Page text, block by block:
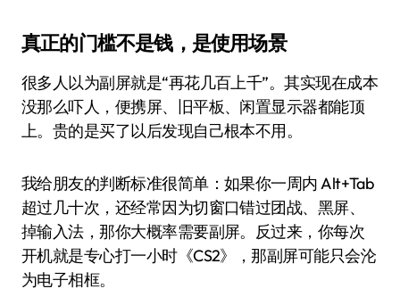
真正的门槛不是钱，是使用场景
很多人以为副屏就是“再花几百上千”。其实现在成本
没那么吓人，便携屏、旧平板、闲置显示器都能顶
上。贵的是买了以后发现自己根本不用。
我给朋友的判断标准很简单：如果你一周内 Alt+Tab
超过几十次，还经常因为切窗口错过团战、黑屏、
掉输入法，那你大概率需要副屏。反过来，你每次
开机就是专心打一小时《CS2》，那副屏可能只会沦
为电子相框。